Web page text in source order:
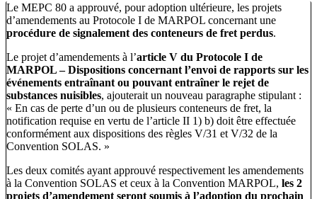
Le MEPC 80 a approuvé, pour adoption ultérieure, les projets
d’amendements au Protocole I de MARPOL concernant une
procédure de signalement des conteneurs de fret perdus.
Le projet d’amendements à l’article V du Protocole I de
MARPOL – Dispositions concernant l’envoi de rapports sur les
événements entraînant ou pouvant entraîner le rejet de
substances nuisibles, ajouterait un nouveau paragraphe stipulant :
« En cas de perte d’un ou de plusieurs conteneurs de fret, la
notification requise en vertu de l’article II 1) b) doit être effectuée
conformément aux dispositions des règles V/31 et V/32 de la
Convention SOLAS. »
Les deux comités ayant approuvé respectivement les amendements
à la Convention SOLAS et ceux à la Convention MARPOL, les 2
projets d’amendement seront soumis à l’adoption du prochain